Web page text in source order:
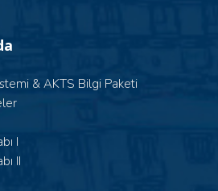
& AKTS Bilgi Paketi
I
II